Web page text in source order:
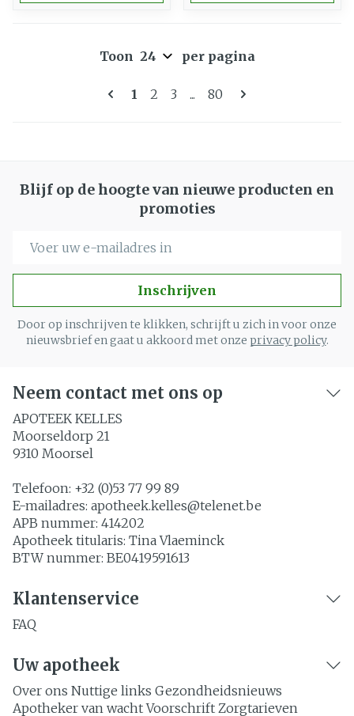
Pagina's
U lees momenteel pagina
1 Pagina
2 Pagina
3 ... Pagina
80
Toon per pagina
Blijf op de hoogte van nieuwe producten en
promoties
Inschrijven
Door op inschrijven te klikken, schrijft u zich in voor onze
nieuwsbrief en gaat u akkoord met onze privacy policy.
Neem contact met ons op
APOTEEK KELLES
Moorseldorp 21
9310 Moorsel
Telefoon: +32 (0)53 77 99 89
E-mailadres: apotheek.kelles@telenet.be
APB nummer: 414202
Apotheek titularis: Tina Vlaeminck
BTW nummer: BE0419591613
Klantenservice
FAQ
Uw apotheek
Over ons Nuttige links Gezondheidsnieuws
Apotheker van wacht Voorschrift Zorgtarieven